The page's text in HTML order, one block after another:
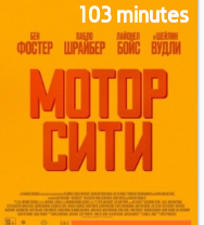
103 minutes